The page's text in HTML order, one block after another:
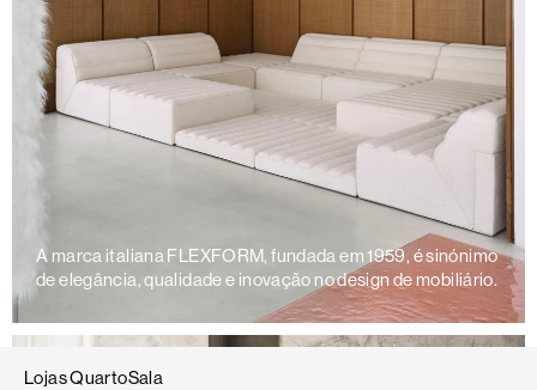
A marca italiana FLEXFORM, fundada em 1959, é sinónimo
de elegância, qualidade e inovação no design de mobiliário.
Lojas QuartoSala